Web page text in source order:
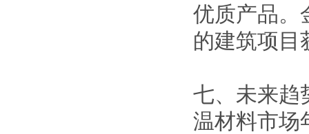
优质产品。
的建筑项目
七、未来趋
温材料市场